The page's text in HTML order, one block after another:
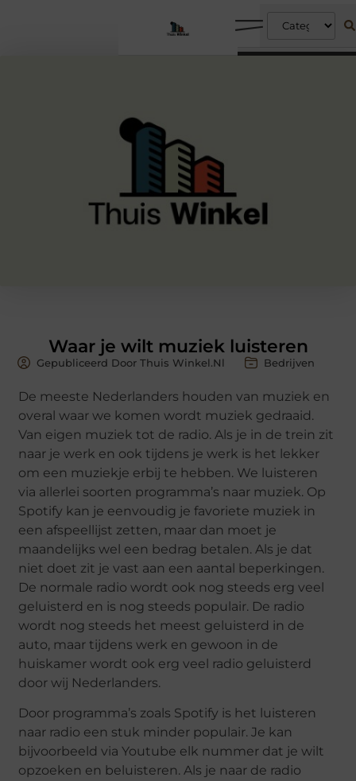
Waar je wilt muziek luisteren
Gepubliceerd Door Thuis Winkel.nl Bedrijven
De meeste Nederlanders houden van muziek en
overal waar we komen wordt muziek gedraaid.
Van eigen muziek tot de radio. Als je in de trein zit
naar je werk en ook tijdens je werk is het lekker
om een muziekje erbij te hebben. We luisteren
via allerlei soorten programma’s naar muziek. Op
Spotify kan je eenvoudig je favoriete muziek in
een afspeellijst zetten, maar dan moet je
maandelijks wel een bedrag betalen. Als je dat
niet doet zit je vast aan een aantal beperkingen.
De normale radio wordt ook nog steeds erg veel
geluisterd en is nog steeds populair. De radio
wordt nog steeds het meest geluisterd in de
auto, maar tijdens werk en gewoon in de
huiskamer wordt ook erg veel radio geluisterd
door wij Nederlanders.
Door programma’s zoals Spotify is het luisteren
naar radio een stuk minder populair. Je kan
bijvoorbeeld via Youtube elk nummer dat je wilt
opzoeken en beluisteren. Als je naar de radio